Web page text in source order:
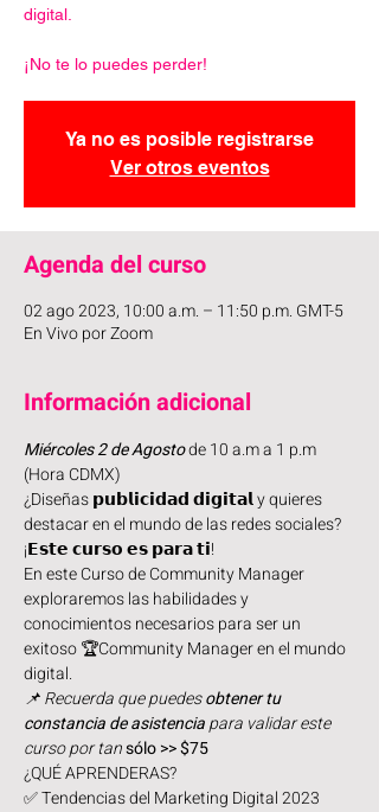
digital.
¡No te lo puedes perder!
Ya no es posible registrarse
Ver otros eventos
Agenda del curso
02 ago 2023, 10:00 a.m. – 11:50 p.m. GMT-5
En Vivo por Zoom
Información adicional
Miércoles 2 de Agosto de 10 a.m a 1 p.m
(Hora CDMX)
¿Diseñas 𝗽𝘂𝗯𝗹𝗶𝗰𝗶𝗱𝗮𝗱 𝗱𝗶𝗴𝗶𝘁𝗮𝗹 y quieres
destacar en el mundo de las redes sociales?
¡𝗘𝘀𝘁𝗲 𝗰𝘂𝗿𝘀𝗼 𝗲𝘀 𝗽𝗮𝗿𝗮 𝘁𝗶!
En este Curso de Community Manager
exploraremos las habilidades y
conocimientos necesarios para ser un
exitoso 🏆Community Manager en el mundo
digital.
📌 Recuerda que puedes obtener tu
constancia de asistencia para validar este
curso por tan sólo >> $75
¿QUÉ APRENDERAS?
✅ Tendencias del Marketing Digital 2023